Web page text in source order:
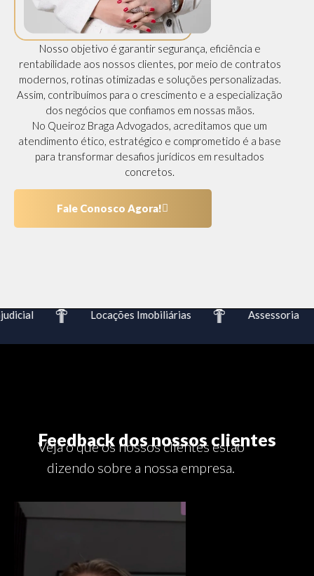
Nosso objetivo é garantir segurança, eficiência e
rentabilidade aos nossos clientes, por meio de contratos
modernos, rotinas otimizadas e soluções personalizadas.
Assim, contribuímos para o crescimento e a especialização
dos negócios que confiamos em nossas mãos.
No Queiroz Braga Advogados, acreditamos que um
atendimento ético, estratégico e comprometido é a base
para transformar desafios jurídicos em resultados
concretos.
Fale Conosco Agora!
Locações Imobiliárias Assessoria
Feedback dos nossos clientes
Veja o que os nossos clientes estão
dizendo sobre a nossa empresa.